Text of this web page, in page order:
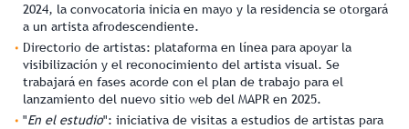
2024, la convocatoria inicia en mayo y la residencia se otorgará
a un artista afrodescendiente.
Directorio de artistas: plataforma en línea para apoyar la
visibilización y el reconocimiento del artista visual. Se
trabajará en fases acorde con el plan de trabajo para el
lanzamiento del nuevo sitio web del MAPR en 2025.
"En el estudio": iniciativa de visitas a estudios de artistas para